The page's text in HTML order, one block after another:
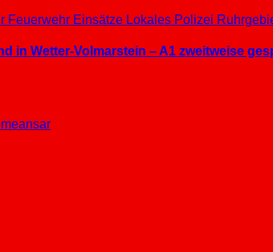
Feuerwehr Einsätze Lokales Polizei
in Wetter-Volmarstein – A1 zweitweise